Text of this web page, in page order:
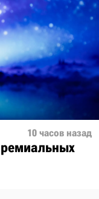
10 часов назад